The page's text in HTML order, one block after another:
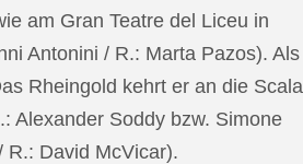
am Gran Teatre del Liceu in
Antonini / R.: Marta Pazos). Als
Rheingold kehrt er an die Scala
Alexander Soddy bzw. Simone
R.: David McVicar).